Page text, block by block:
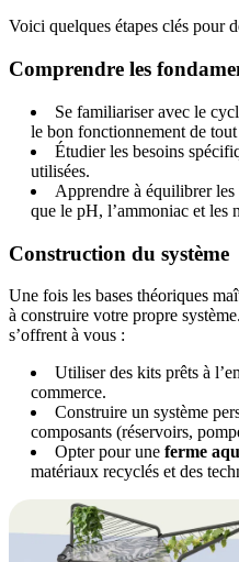
Voici quelques étapes clés pour
Comprendre les
Se familiariser avec le
le bon fonctionnement de
Étudier les besoins
utilisées.
Apprendre à équilibrer les
que le pH, l’ammoniac et les
Construction du système
Une fois les bases théoriques
à construire votre propre
s’offrent à vous :
Utiliser des kits prêts à
commerce.
Construire un système
composants (réservoirs,
Opter pour une ferme
matériaux recyclés et des